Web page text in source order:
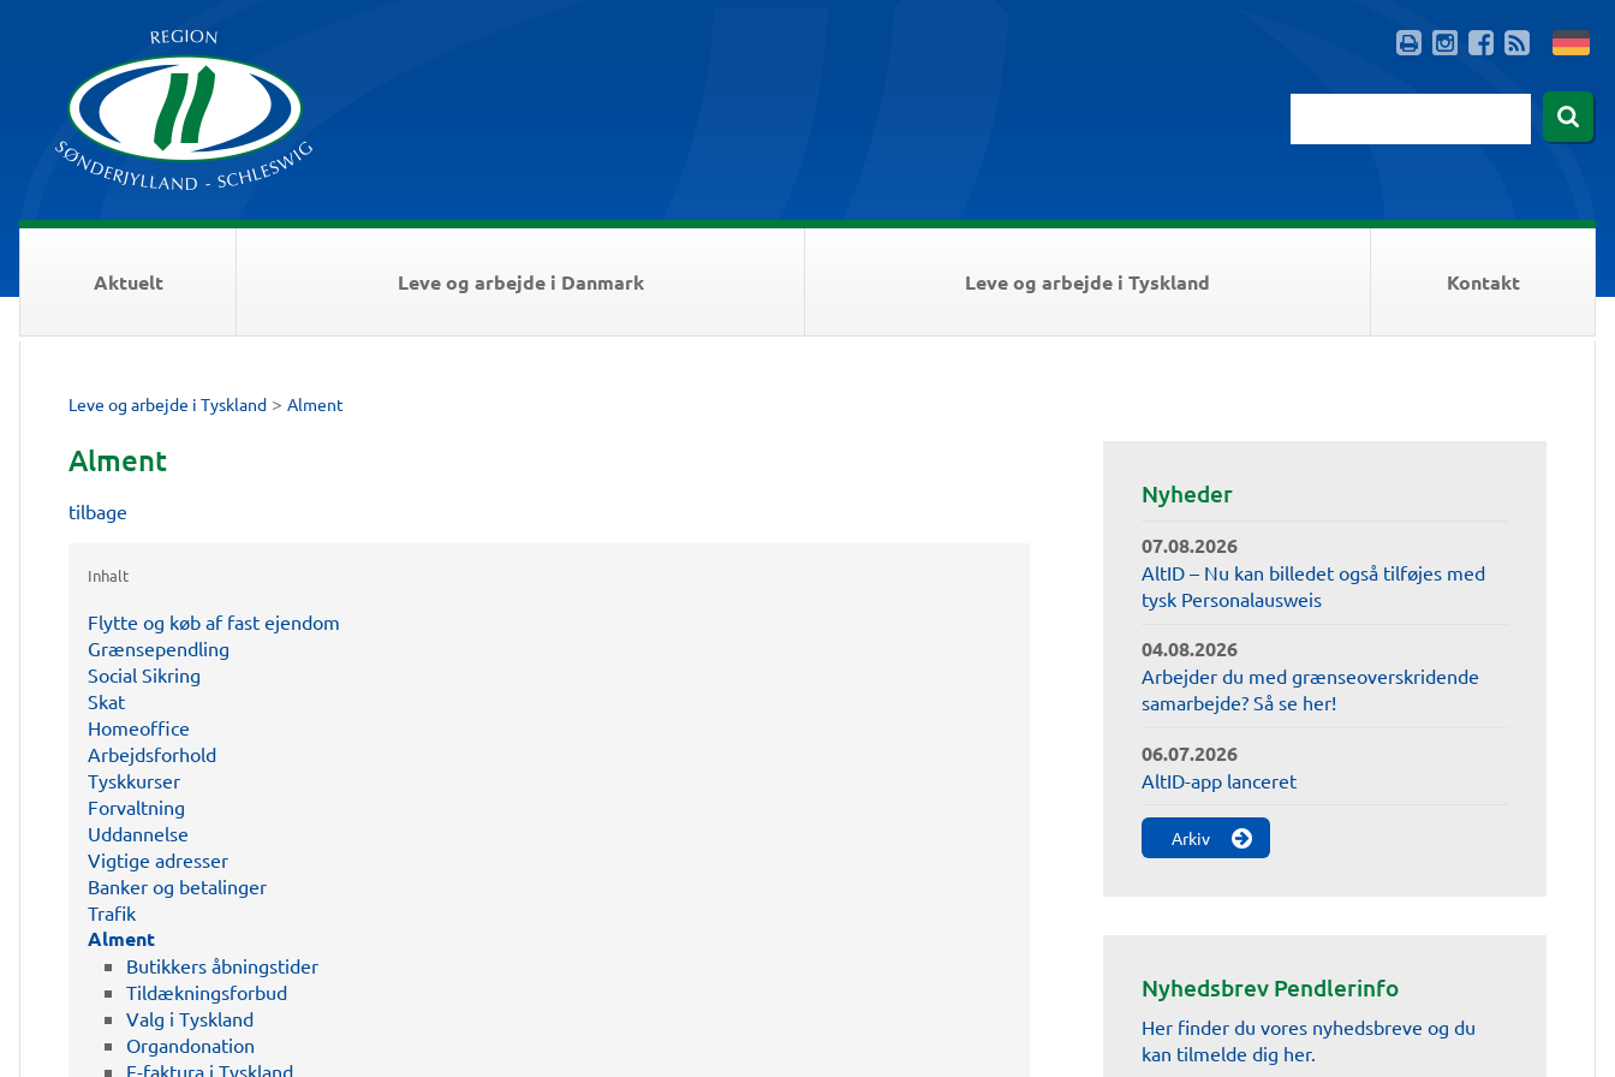
Aktuelt Leve og arbejde i Danmark Leve og arbejde i Tyskland Kontakt
Leve og arbejde i Tyskland > Alment
Alment
tilbage
Inhalt
Flytte og køb af fast ejendom
Grænsependling
Social Sikring
Skat
Homeoffice
Arbejdsforhold
Tyskkurser
Forvaltning
Uddannelse
Vigtige adresser
Banker og betalinger
Trafik
Alment
Butikkers åbningstider
Tildækningsforbud
Valg i Tyskland
Organdonation
E-faktura i Tyskland
Nyheder
07.08.2026
AltID – Nu kan billedet også tilføjes med
tysk Personalausweis
04.08.2026
Arbejder du med grænseoverskridende
samarbejde? Så se her!
06.07.2026
AltID-app lanceret
Arkiv
Nyhedsbrev Pendlerinfo
Her finder du vores nyhedsbreve og du
kan tilmelde dig her.